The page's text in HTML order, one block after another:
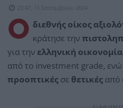
23:47, 13 Σεπτεμβρίου 2024
Ο διεθνής οίκος
κράτησε την
για την ελληνική οικονομία
από το investment grade, ενώ
προοπτικές σε θετικές από